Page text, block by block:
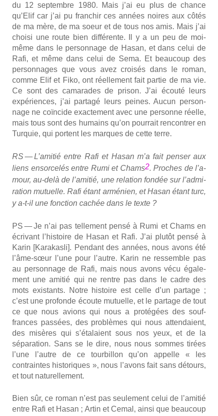
du 12 sep­tembre 1980. Mais j’ai eu plus de chance
qu’Elif car j’ai pu fran­chir ces années noires aux côtés
de ma mère, de ma soeur et de tous nos amis. Mais j’ai
choi­si une route bien dif­fé­rente. Il y a un peu de moi-
même dans le per­son­nage de Hasan, et dans celui de
Rafi, et même dans celui de Sema. Et beau­coup des
per­son­nages que vous avez croi­sés dans le roman,
comme Elif et Fiko, ont réel­le­ment fait par­tie de ma vie.
Ce sont des cama­rades de pri­son. J’ai écou­té leurs
expé­riences, j’ai par­ta­gé leurs peines. Aucun per­son­
nage ne coïn­cide exac­te­ment avec une per­sonne réelle,
mais tous sont des humains qu’on pour­rait ren­con­trer en
Tur­quie, qui portent les marques de cette terre.
RS — L’a­mi­tié entre Rafi et Hasan m’a fait pen­ser aux
liens ensor­ce­lés entre Rumi et Chams2. Proches de l’a­
mour, au-delà de l’a­mi­tié, une rela­tion fon­dée sur l’ad­mi­
ra­tion mutuelle. Rafi étant armé­nien, et Hasan étant turc,
y a‑t-il une fonc­tion cachée dans le texte ?
PS — Je n’ai pas tel­le­ment pen­sé à Rumi et Chams en
écri­vant l’his­toire de Hasan et Rafi. J’ai plu­tôt pen­sé à
Karin [Kara­kas­li]. Pen­dant des années, nous avons été
l’âme-sœur l’une pour l’autre. Karin ne res­semble pas
au per­son­nage de Rafi, mais nous avons vécu éga­le­
ment une ami­tié qui ne rentre pas dans le cadre des
mots exis­tants. Notre his­toire est celle d’un par­tage ;
c’est une pro­fonde écoute mutuelle, et le par­tage de tout
ce que nous avions qui nous a pro­té­gées des souf­
frances pas­sées, des pro­blèmes qui nous atten­daient,
des misères qui s’étalaient sous nos yeux, et de la
sépa­ra­tion. Sans se le dire, nous nous sommes tirées
l’une l’autre de ce tour­billon qu’on appelle « les
contraintes his­to­riques », nous l’avons fait sans détours,
et tout natu­rel­le­ment.
Bien sûr, ce roman n’est pas seule­ment celui de l’amitié
entre Rafi et Hasan ; Artin et Cemal, ain­si que beau­coup